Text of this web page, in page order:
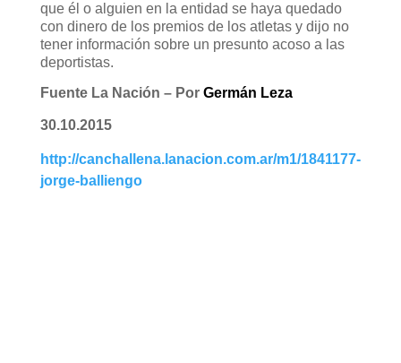
que él o alguien en la entidad se haya quedado
con dinero de los premios de los atletas y dijo no
tener información sobre un presunto acoso a las
deportistas.
Fuente La Nación – Por Germán Leza
30.10.2015
http://canchallena.lanacion.com.ar/m1/1841177-
jorge-balliengo